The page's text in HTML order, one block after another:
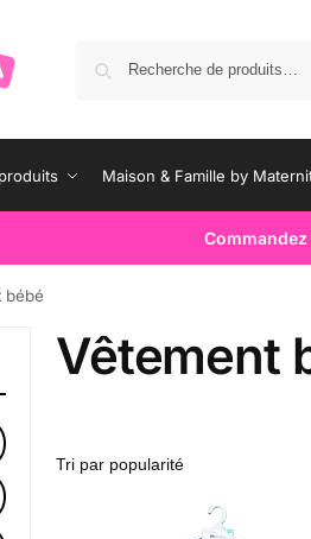
Maison & Famille by
Commandez
bébé
Vêtement